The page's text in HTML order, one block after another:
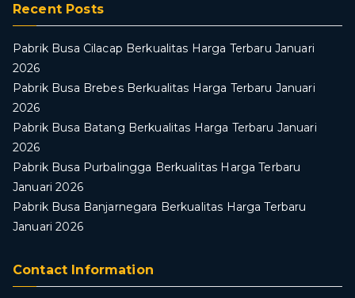
Recent Posts
Pabrik Busa Cilacap Berkualitas Harga Terbaru Januari
2026
Pabrik Busa Brebes Berkualitas Harga Terbaru Januari
2026
Pabrik Busa Batang Berkualitas Harga Terbaru Januari
2026
Pabrik Busa Purbalingga Berkualitas Harga Terbaru
Januari 2026
Pabrik Busa Banjarnegara Berkualitas Harga Terbaru
Januari 2026
Contact Information